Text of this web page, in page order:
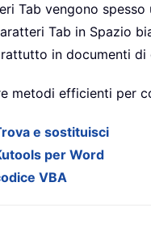
Tab vengono
Tab in Spazio
in documenti di
metodi efficienti per
e sostituisci
per Word
VBA